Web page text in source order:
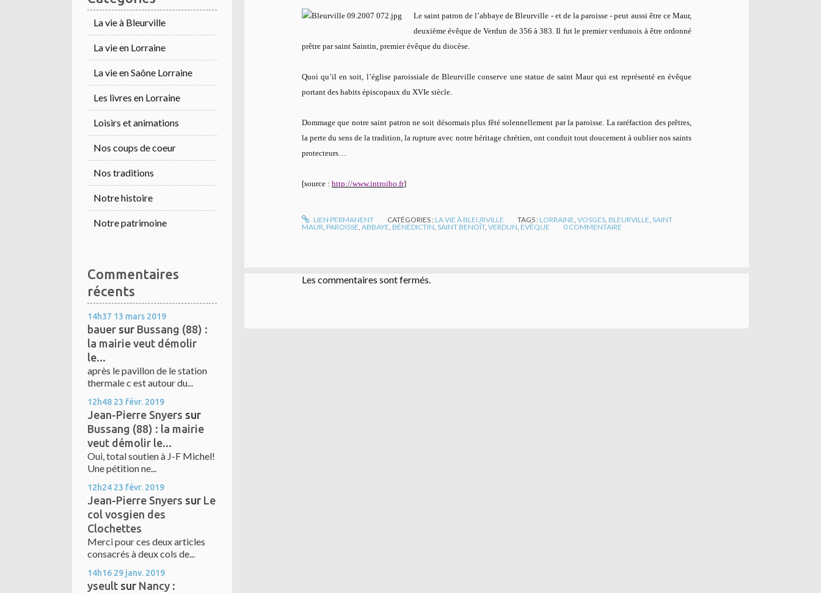
La vie à Bleurville
La vie en Lorraine
La vie en Saône Lorraine
Les livres en Lorraine
Loisirs et animations
Nos coups de coeur
Nos traditions
Notre histoire
Notre patrimoine
Commentaires
récents
14h37 13 mars 2019
bauer sur Bussang (88) :
la mairie veut démolir
le...
après le pavillon de le station
thermale c est autour du...
12h48 23 févr. 2019
Jean-Pierre Snyers sur
Bussang (88) : la mairie
veut démolir le...
Oui, total soutien à J-F Michel!
Une pétition ne...
12h24 23 févr. 2019
Jean-Pierre Snyers sur Le
col vosgien des
Clochettes
Merci pour ces deux articles
consacrés à deux cols de...
14h16 29 janv. 2019
yseult sur Nancy :
Le saint patron de l’abbaye de Bleurville - et de la paroisse - peut aussi être ce Maur,
deuxième évêque de Verdun de 356 à 383. Il fut le premier verdunois à être ordonné
prêtre par saint Saintin, premier évêque du diocèse.
Quoi qu’il en soit, l’église paroissiale de Bleurville conserve une statue de saint Maur qui est représenté en évêque
portant des habits épiscopaux du XVIe siècle.
Dommage que notre saint patron ne soit désormais plus fêté solennellement par la paroisse. La raréfaction des prêtres,
la perte du sens de la tradition, la rupture avec notre héritage chrétien, ont conduit tout doucement à oublier nos saints
protecteurs…
[source : http://www.introibo.fr]
LIEN PERMANENT CATÉGORIES : LA VIE À BLEURVILLE TAGS : LORRAINE ,VOSGES BLEURVILLE ,SAINT
MAUR PAROISSE ABBAYE BÉNÉDICTIN SAINT BENOÎT, VERDUN ÉVÊQUE 0 COMMENTAIRE
Les commentaires sont fermés.